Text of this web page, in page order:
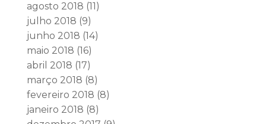
agosto 2018 (11)
julho 2018 (9)
junho 2018 (14)
maio 2018 (16)
abril 2018 (17)
março 2018 (8)
fevereiro 2018 (8)
janeiro 2018 (8)